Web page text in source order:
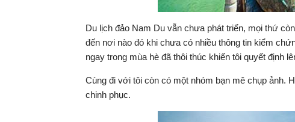
Du lịch đảo Nam Du vẫn chưa phát triển, mọi thứ
đến nơi nào đó khi chưa có nhiều thông tin kiểm
ngay trong mùa hè đã thôi thúc khiến tôi quyết định
Cùng đi với tôi còn có một nhóm bạn mê chụp ảnh.
chinh phục.